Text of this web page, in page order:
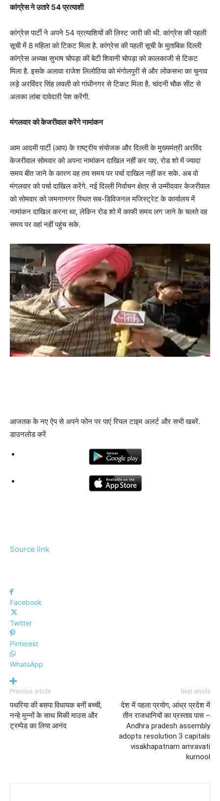
कांग्रेस ने उतारे 54 प्रत्याशी
कांग्रेस पार्टी ने अपने 54 प्रत्याशियों की लिस्ट जारी की थी. कांग्रेस की पहली
सूची में 8 महिला को टिकट मिला है. कांग्रेस की पहली सूची के मुताबिक दिल्ली
कांग्रेस अध्यक्ष सुभाष चोपड़ा की बेटी शिवानी चोपड़ा को कालकाजी से टिकट
मिला है. इसके अलावा राजेश लिलोठिया को मंगोलपुरी से और लोकसभा का चुनाव
लड़े अरविंदर सिंह लवली को गांधीनगर से टिकट मिला है. चांदनी चौक सीट से
अलका लांबा दावेदारी पेश करेंगी.
मंगलवार को केजरीवाल करेंगे नामांकन
आम आदमी पार्टी (आप) के राष्ट्रीय संयोजक और दिल्ली के मुख्यमंत्री अरविंद
केजरीवाल सोमवार को अपना नामांकन दाखिल नहीं कर पाए. रोड शो में ज्यादा
समय बीत जाने के कारण वह तय समय पर पर्चा दाखिल नहीं कर सके. अब वो
मंगलवार को पर्चा दाखिल करेंगे. नई दिल्ली निर्वाचन क्षेत्र से उम्मीदवार केजरीवाल
को सोमवार को जमनानगर स्थित सब-डिविजनल मजिस्ट्रेट के कार्यालय में
नामांकन दाखिल करना था, लेकिन रोड शो में काफी समय लग जाने के चलते वह
समय पर वहां नहीं पहुंच सके.
आजतक के नए ऐप से अपने फोन पर पाएं रियल टाइम अलर्ट और सभी खबरें.
डाउनलोड करें
Source link
Facebook
Twitter
Pinterest
WhatsApp
Previous article
पथरिया की बसपा विधायक बनीं बच्ची,
नन्हे मुन्नों के साथ मिकी माउस और
ट्रम्पेड का लिया आनंद
Next article
देश में पहला प्रयोग, आंध्र प्रदेश में
तीन राजधानियों का प्रस्ताव पास –
Andhra pradesh assembly
adopts resolution 3 capitals
visakhapatnam amravati
kurnool